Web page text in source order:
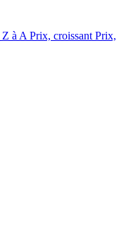
à A Prix, croissant Prix,